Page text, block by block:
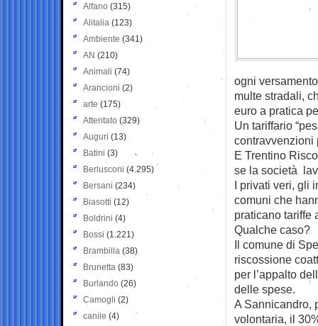
ogni
multe stradali,
euro a pratica
Un tariffario
contravvenzioni
E Trentino
se la società
I privati veri, gli
comuni che
praticano tariffe
Qualche caso?
Il comune di
riscossione
per l’appalto
delle spese.
A Sannicandro,
volontaria, il
Alfano (315)
Alitalia (123)
Ambiente (341)
AN (210)
Animali (74)
Arancioni (2)
arte (175)
Attentato (329)
Auguri (13)
Batini (3)
Berlusconi (4.295)
Bersani (234)
Biasotti (12)
Boldrini (4)
Bossi (1.221)
Brambilla (38)
Brunetta (83)
Burlando (26)
Camogli (2)
canile (4)